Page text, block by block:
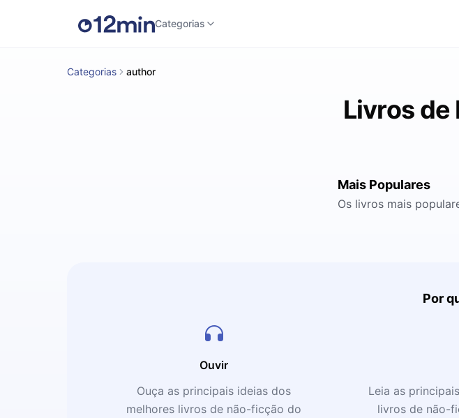
Categorias
Categorias author
Livros
Mais Populares
Os livros mais
Por
Ouvir
Ouça as principais ideias dos
melhores livros de não-ficção do
Leia as
livros de não-